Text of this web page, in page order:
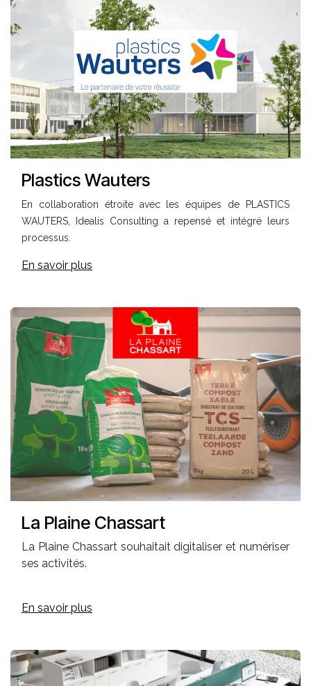
Plastics Wauters
En collaboration étroite avec les équipes de PLASTICS
WAUTERS, Idealis Consulting a repensé et intégré leurs
processus.
En savoir plus
La Plaine Chassart
La Plaine Chassart souhaitait digitaliser et numériser
ses activités.
En savoir plus